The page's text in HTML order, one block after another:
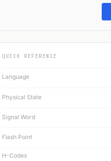
QUICK REFERENCE
Language
Physical State
Signal Word
Flash Point
H-Codes